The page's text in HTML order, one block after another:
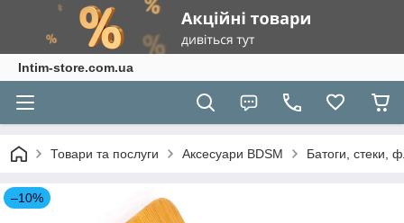
Intim-store.com.ua
Товари та послуги Аксесуари BDSM Батоги, стеки,
–10%